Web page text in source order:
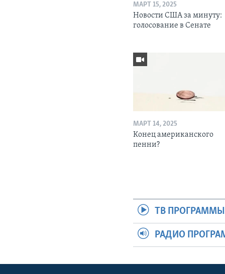
МАРТ 15, 2025
Новости США за минуту:
голосование в Сенате
МАРТ 14, 2025
Конец американского
пенни?
ТВ ПРОГРАММЫ
РАДИО